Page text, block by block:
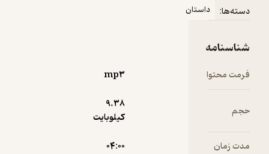
است. اُرنا
عصبانی
آیا دوستی
آن‌ها ادامه
می‌کند؟
دسته‌ها:
داستان
شناسنامه
فرمت محتوا mp۳
حجم
9.۳۸
کیلوبایت
مدت زمان ۰۴:۰۰ نمونه